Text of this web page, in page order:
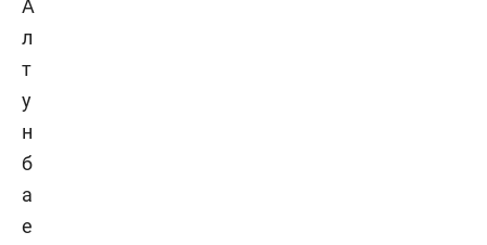
А
л
т
у
н
б
а
е